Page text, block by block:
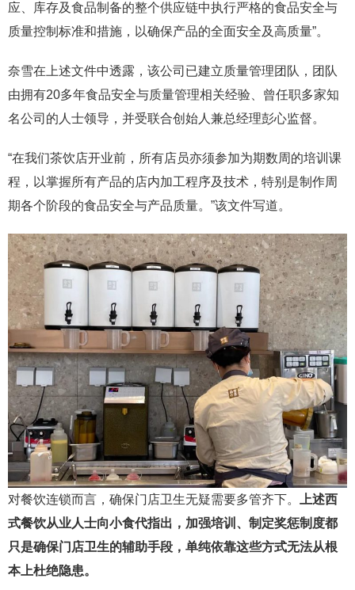
应、库存及食品制备的整个供应链中执行严格的食品安全与
质量控制标准和措施，以确保产品的全面安全及高质量”。
奈雪在上述文件中透露，该公司已建立质量管理团队，团队
由拥有20多年食品安全与质量管理相关经验、曾任职多家知
名公司的人士领导，并受联合创始人兼总经理彭心监督。
“在我们茶饮店开业前，所有店员亦须参加为期数周的培训课
程，以掌握所有产品的店内加工程序及技术，特别是制作周
期各个阶段的食品安全与产品质量。”该文件写道。
对餐饮连锁而言，确保门店卫生无疑需要多管齐下。
上述西
式餐饮从业人士向小食代指出，加强培训、制定奖惩制度都
只是确保门店卫生的辅助手段，单纯依靠这些方式无法从根
本上杜绝隐患。